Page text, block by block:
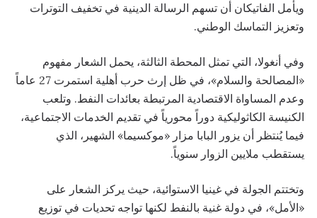
ويأمل الفاتيكان أن تسهم الرسالة الدينية في تخفيف التوترات
وتعزيز التماسك الوطني.
وفي أنغولا، التي تمثل المحطة الثالثة، يحمل الشعار مفهوم
«المصالحة والسلام»، في ظل إرث حرب أهلية استمرت 27 عاماً
وعدم المساواة الاقتصادية المرتبطة بعائدات النفط. وتلعب
الكنيسة الكاثوليكية دوراً محورياً في تقديم الخدمات الاجتماعية،
فيما يُنتظر أن يزور البابا مزار «موكسيما» الشهير، الذي
يستقطب ملايين الزوار سنوياً.
وتختتم الجولة في غينيا الاستوائية، حيث يركز الشعار على
«الأمل»، في دولة غنية بالنفط لكنها تواجه تحديات في توزيع